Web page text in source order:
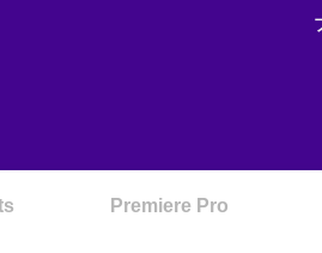
Premiere Pro